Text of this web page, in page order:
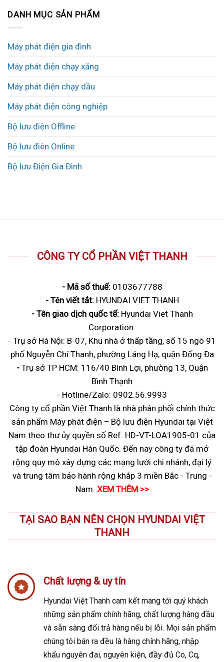
DANH MỤC SẢN PHẨM
Máy phát điện gia đình
Máy phát điện chạy xăng
Máy phát điện chạy dầu
Máy phát điện công nghiệp
Bộ lưu điện Offline
Bộ lưu điên Online
Bộ lưu Điện Gia Đình
CÔNG TY CỔ PHẦN VIỆT THANH
- Mã số thuế:0103677788
- Tên viết tắt:HYUNDAI VIET THANH
- Tên giao dịch quốc tế:Hyundai Viet Thanh
Corporation.
- Trụ sở Hà Nội: B-07, Khu nhà ở thấp tầng, số 15 ngõ 91
phố Nguyễn Chí Thanh, phường Láng Hạ, quận Đống Đa
- Trụ sở TP HCM: 116/40 Bình Lợi, phường 13, Quận
Bình Thạnh
- Hotline/Zalo: 0902.56.9993
Công ty cổ phần Việt Thanh là nhà phân phối chính thức
sản phẩm Máy phát điện – Bộ lưu điện Hyundai tại Việt
Nam theo thư ủy quyền số Ref: HD-VT-LOA1905-01 của
tập đoàn Hyundai Hàn Quốc. Đến nay công ty đã mở
rộng quy mô xây dựng các mạng lưới chi nhánh, đại lý
và trung tâm bảo hành rộng khắp 3 miền Bắc - Trung -
Nam. XEM THÊM >>
TẠI SAO BẠN NÊN CHỌN HYUNDAI VIỆT
THANH
Chất lượng & uy tín
Hyundai Việt Thanh cam kết mang tới quý khách
những sản phẩm chính hãng, chất lượng hàng đầu
và sẵn sàng đổi trả hàng nếu bị lỗi. Mọi sản phẩm
chúng tôi bán ra đều là hàng chính hãng, nhập
khẩu nguyên đai, nguyên kiện, đầy đủ Co, Cq,